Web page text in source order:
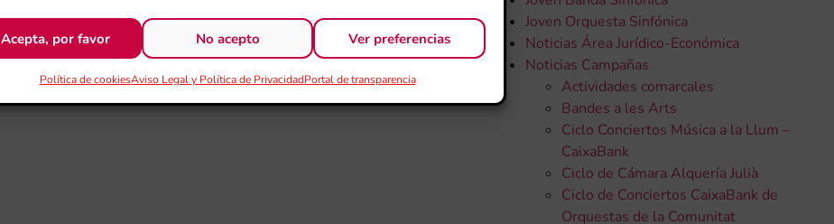
Acepta, por favor No acepto Ver preferencias
Política de cookiesAviso Legal y Política de PrivacidadPortal de transparencia
Joven Orquesta Sinfónica
Noticias Área Jurídico-Económica
Noticias Campañas
Actividades comarcales
Bandes a les Arts
Ciclo Conciertos Música a la Llum –
CaixaBank
Ciclo de Cámara Alquería Julià
Ciclo de Conciertos CaixaBank de
Orquestas de la Comunitat